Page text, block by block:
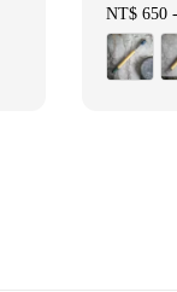
Regular
price
NT$ 650